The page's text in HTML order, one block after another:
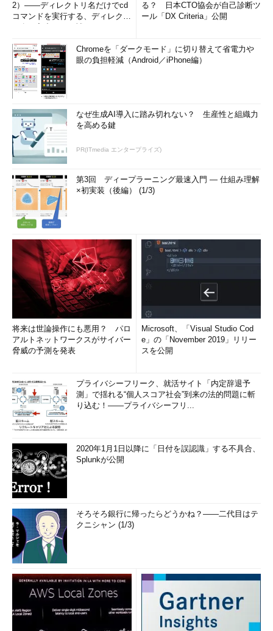
2）――ディレクトリ名だけでcd
コマンドを実行する、ディレクト
る？ 日本CTO協会が自己診断ツ
ール「DX Criteria」公開
Chromeを「ダークモード」に切り替えて省電力や
眼の負担軽減（Android／iPhone編）
なぜ生成AI導入に踏み切れない？ 生産性と組織力
を高める鍵
PR(ITmedia エンタープライズ)
第3回 ディープラーニング最速入門 ― 仕組み理解
×初実装（後編） (1/3)
将来は世論操作にも悪用？ パロ
アルトネットワークスがサイバー
脅威の予測を発表
Microsoft、「Visual Studio Cod
e」の「November 2019」リリー
スを公開
プライバシーフリーク、就活サイト「内定辞退予
測」で揺れる“個人スコア社会”到来の法的問題に斬
り込む！――プライバシーフリ...
2020年1月1日以降に「日付を誤認識」する不具合、
Splunkが公開
そろそろ銀行に帰ったらどうかね？――二代目はテ
クニシャン (1/3)